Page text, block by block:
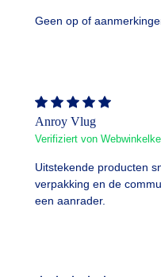
Geen op of
Anroy Vlug
Verifiziert von
Uitstekende producten
verpakking en de
een aanrader.